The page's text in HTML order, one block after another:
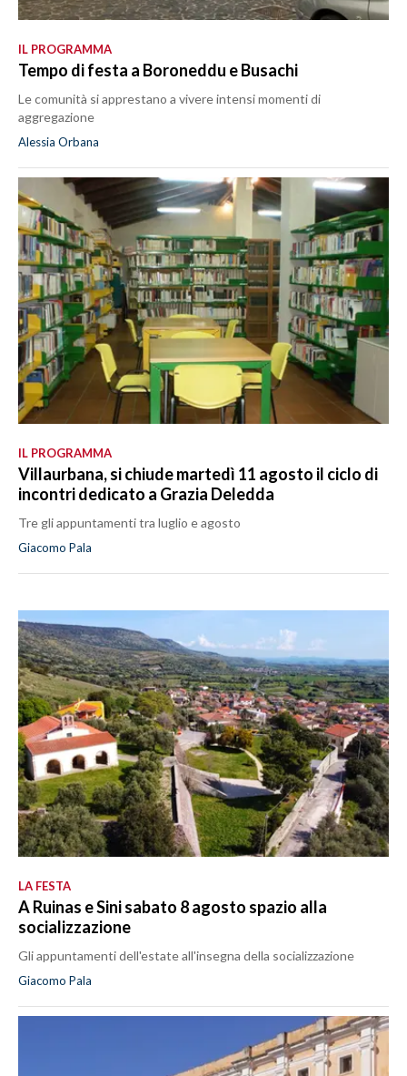
IL PROGRAMMA
Tempo di festa a Boroneddu e Busachi
Le comunità si apprestano a vivere intensi momenti di
aggregazione
Alessia Orbana
IL PROGRAMMA
Villaurbana, si chiude martedì 11 agosto il ciclo di
incontri dedicato a Grazia Deledda
Tre gli appuntamenti tra luglio e agosto
Giacomo Pala
LA FESTA
A Ruinas e Sini sabato 8 agosto spazio alla
socializzazione
Gli appuntamenti dell'estate all'insegna della socializzazione
Giacomo Pala